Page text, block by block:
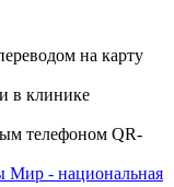
QR-